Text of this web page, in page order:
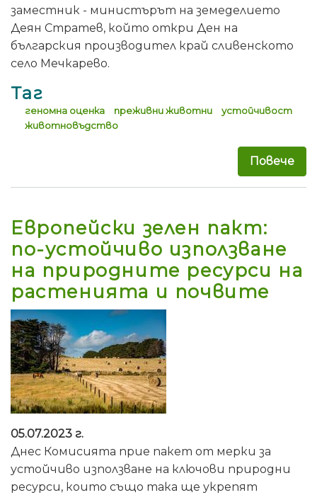
заместник - министърът на земеделието
Деян Стратев, който откри Ден на
българския производител край сливенското
село Мечкарево.
Таг
геномна оценка преживни животни
устойчивост
животновъдство
Повече
Европейски зелен пакт:
по-устойчиво използване
на природните ресурси на
растенията и почвите
05.07.2023 г.
Днес Комисията прие пакет от мерки за
устойчиво използване на ключови природни
ресурси, които също така ще укрепят